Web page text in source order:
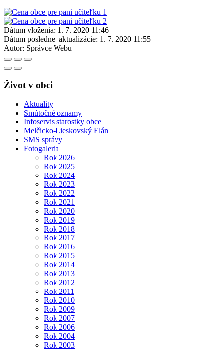
Dátum vloženia: 1. 7. 2020 11:46
Dátum poslednej aktualizácie: 1. 7. 2020 11:55
Autor: Správce Webu
Život v obci
Aktuality
Smútočné oznamy
Infoservis starostky obce
Melčicko-Lieskovský Elán
SMS správy
Fotogaleria
Rok 2026
Rok 2025
Rok 2024
Rok 2023
Rok 2022
Rok 2021
Rok 2020
Rok 2019
Rok 2018
Rok 2017
Rok 2016
Rok 2015
Rok 2014
Rok 2013
Rok 2012
Rok 2011
Rok 2010
Rok 2009
Rok 2007
Rok 2006
Rok 2004
Rok 2003